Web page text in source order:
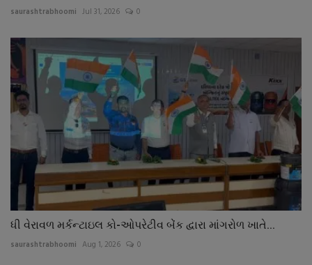
saurashtrabhoomi Jul 31, 2026 0
ધી વેરાવળ મર્કન્ટાઇલ કો-ઓપરેટીવ બેંક દ્વારા માંગરોળ ખાતે...
saurashtrabhoomi Aug 1, 2026 0